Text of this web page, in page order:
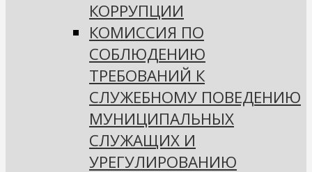
КОРРУПЦИИ
КОМИССИЯ ПО
СОБЛЮДЕНИЮ
ТРЕБОВАНИЙ К
СЛУЖЕБНОМУ ПОВЕДЕНИЮ
МУНИЦИПАЛЬНЫХ
СЛУЖАЩИХ И
УРЕГУЛИРОВАНИЮ